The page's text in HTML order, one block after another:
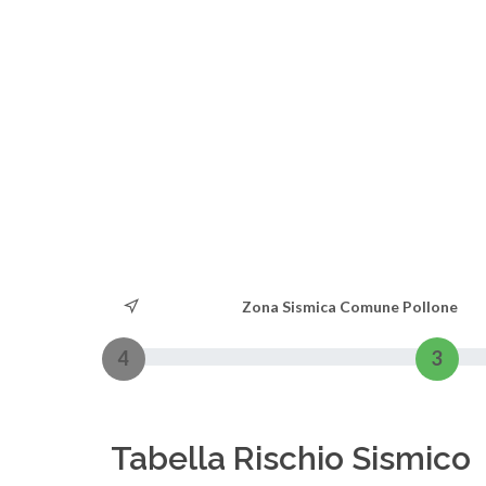
Zona Sismica Comune Pollone
4 3
Tabella Rischio Sismico